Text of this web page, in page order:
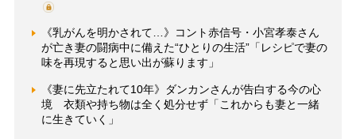
《乳がんを明かされて…》コント赤信号・小宮孝泰さん
が亡き妻の闘病中に備えた“ひとりの生活”「レシピで妻の
味を再現すると思い出が蘇ります」
《妻に先立たれて10年》ダンカンさんが告白する今の心
境 衣類や持ち物は全く処分せず「これからも妻と一緒
に生きていく」